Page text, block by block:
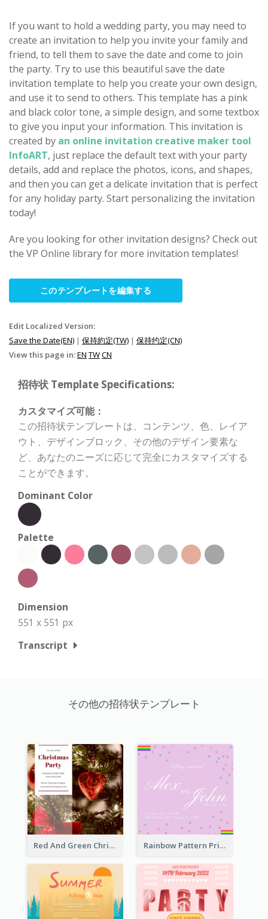
If you want to hold a wedding party, you may need to
create an invitation to help you invite your family and
friend, to tell them to save the date and come to join
the party. Try to use this beautiful save the date
invitation template to help you create your own design,
and use it to send to others. This template has a pink
and black color tone, a simple design, and some textbox
to give you input your information. This invitation is
created by an online invitation creative maker tool
InfoART, just replace the default text with your party
details, add and replace the photos, icons, and shapes,
and then you can get a delicate invitation that is perfect
for any holiday party. Start personalizing the invitation
today!
Are you looking for other invitation designs? Check out
the VP Online library for more invitation templates!
このテンプレートを編集する
Edit Localized Version:
Save the Date(EN) | 保持約定(TW) | 保持约定(CN)
View this page in:EN TWCN
招待状 Template Specifications:
カスタマイズ可能：
この招待状テンプレートは、コンテンツ、色、レイア
ウト、デザインブロック、その他のデザイン要素な
ど、あなたのニーズに応じて完全にカスタマイズする
ことができます。
Dominant Color
Palette
Dimension
551 x 551 px
Transcript
その他の招待状テンプレート
Red And Green Christmas Tree Christmas Party Invitation Rainbow Pattern Pride Married Invitation